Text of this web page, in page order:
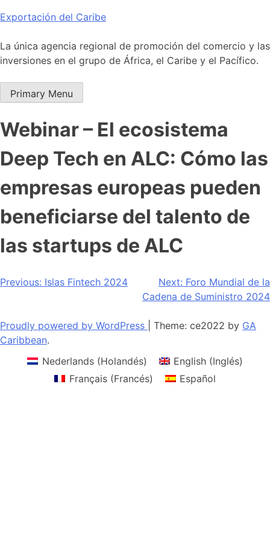
Skip
content
Exportación del Caribe
La única agencia regional de promoción del comercio y las
inversiones en el grupo de África, el Caribe y el Pacífico.
Primary Menu
Webinar – El ecosistema
Deep Tech en ALC: Cómo las
empresas europeas pueden
beneficiarse del talento de
las startups de ALC
Navegación
entradas
Previous: Islas Fintech 2024 Next: Foro Mundial de la
Cadena de Suministro 2024
Proudly powered by WordPress Theme: ce2022 by GA
Caribbean.
Nederlands(Holandés) English(Inglés)
Français(Francés) Español